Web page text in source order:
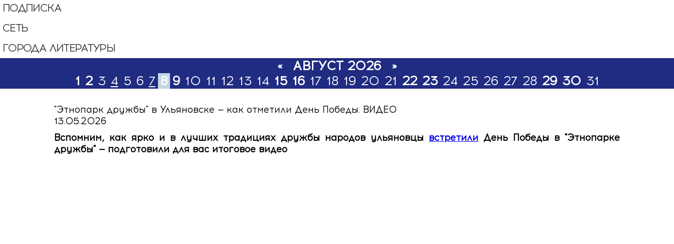
ПОДПИСКА
СЕТЬ
ГОРОДА ЛИТЕРАТУРЫ
АВГУСТ 2026
«
»
1 2 3 4 5 6 7 8 9 10 11 12 13 14 15 16 17 18 19 20 21 22 23 24 25 26 27 28 29 30 31
"Этнопарк дружбы" в Ульяновске — как отметили День Победы. ВИДЕО
13.05.2026
Вспомним, как ярко и в лучших традициях дружбы народов ульяновцы встретили День Победы в "Этнопарке
дружбы" — подготовили для вас итоговое видео